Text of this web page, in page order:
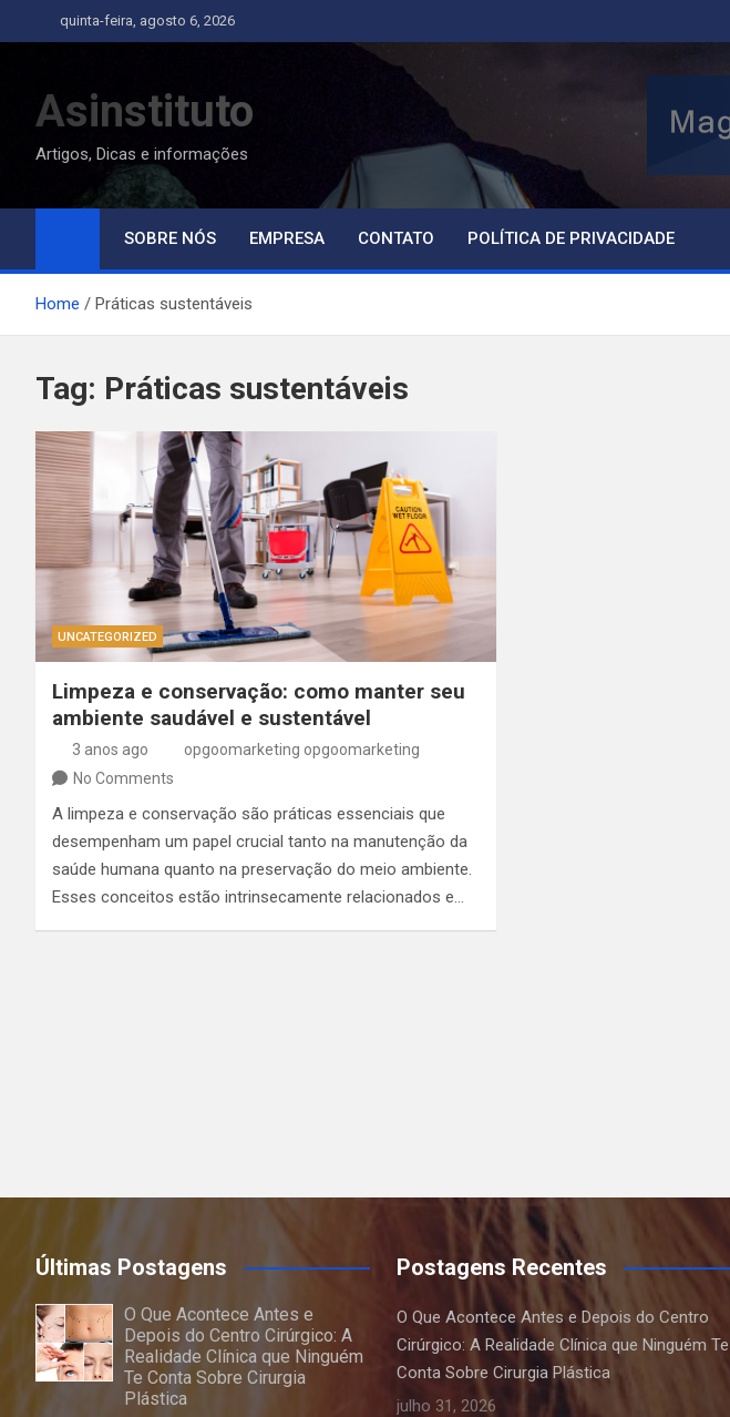
to
quinta-feira, agosto 6, 2026
Asinstituto
Artigos, Dicas e informações
SOBRE NÓS EMPRESA CONTATO POLÍTICA DE PRIVACIDADE
Home Práticas sustentáveis
Tag: Práticas sustentáveis
UNCATEGORIZED
Limpeza e conservação: como manter seu
ambiente saudável e sustentável
3 anos ago
opgoomarketing opgoomarketing
No Comments
A limpeza e conservação são práticas essenciais que
desempenham um papel crucial tanto na manutenção da
saúde humana quanto na preservação do meio ambiente.
Esses conceitos estão intrinsecamente relacionados e…
Últimas Postagens
O Que Acontece Antes e
Depois do Centro Cirúrgico: A
Realidade Clínica que Ninguém
Te Conta Sobre Cirurgia
Plástica
Postagens Recentes
O Que Acontece Antes e Depois do Centro
Cirúrgico: A Realidade Clínica que Ninguém Te
Conta Sobre Cirurgia Plástica
julho 31, 2026